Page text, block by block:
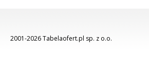
2001-2026 Tabelaofert.pl sp. z o.o.